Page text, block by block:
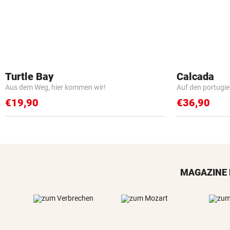
Turtle Bay
Aus dem Weg, hier kommen wir!
€19,90
Calcada
Auf den
€36,90
MAGAZINE